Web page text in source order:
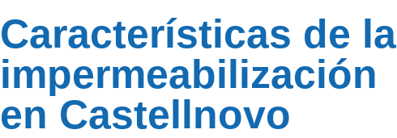
Características de la
impermeabilización
en Castellnovo